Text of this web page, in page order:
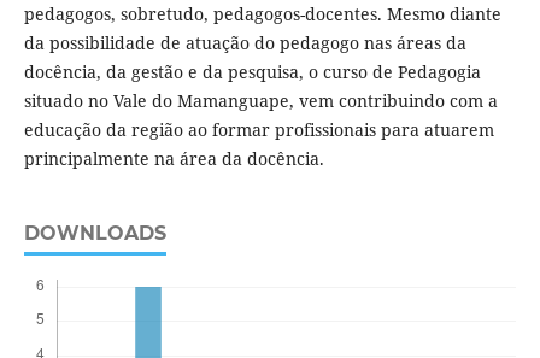
pedagogos, sobretudo, pedagogos-docentes. Mesmo diante
da possibilidade de atuação do pedagogo nas áreas da
docência, da gestão e da pesquisa, o curso de Pedagogia
situado no Vale do Mamanguape, vem contribuindo com a
educação da região ao formar profissionais para atuarem
principalmente na área da docência.
DOWNLOADS